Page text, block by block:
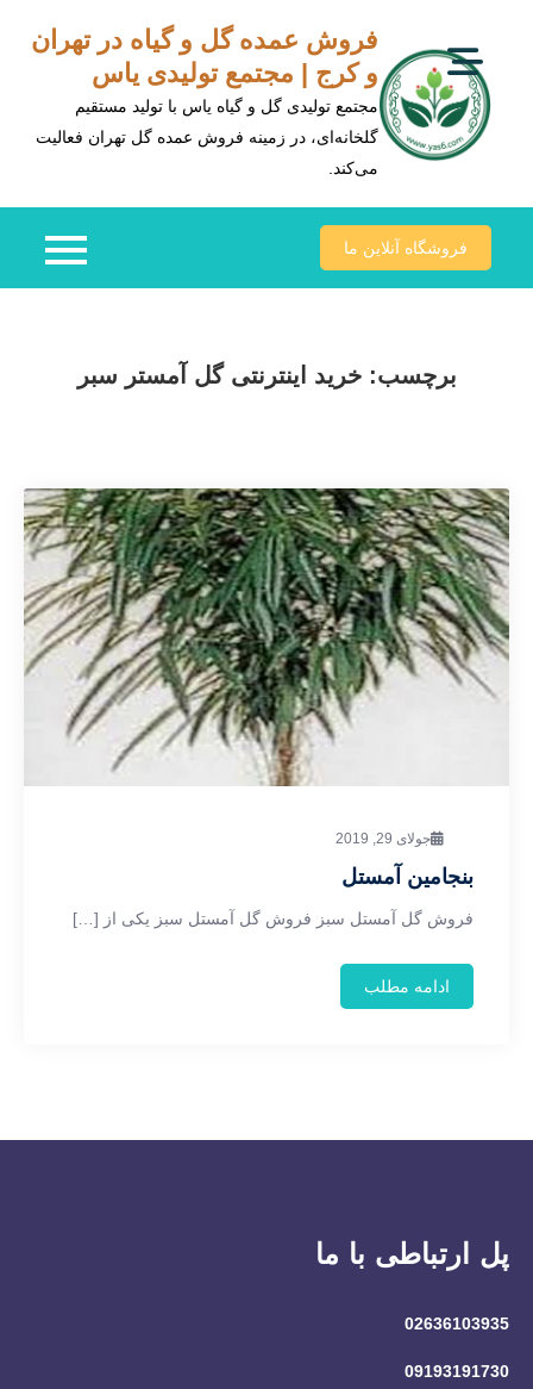
content
فروش عمده گل و گیاه در تهران
و کرج | مجتمع تولیدی یاس
مجتمع تولیدی گل و گیاه یاس با تولید مستقیم
گلخانه‌ای، در زمینه فروش عمده گل تهران فعالیت
می‌کند.
فروشگاه آنلاین ما
برچسب:خرید اینترنتی گل آمستر سبر
جولای 29, 2019
بنجامین آمستل
فروش گل آمستل سبز فروش گل آمستل سبز یکی از […]
ادامه مطلب
پل ارتباطی با ما
02636103935
09193191730